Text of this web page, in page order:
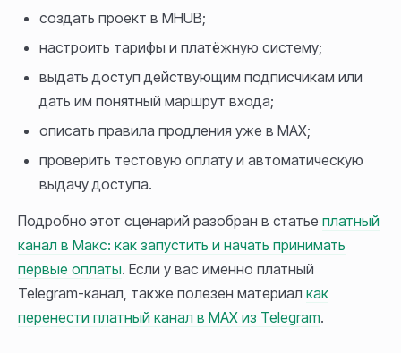
создать проект в MHUB;
настроить тарифы и платёжную систему;
выдать доступ действующим подписчикам или
дать им понятный маршрут входа;
описать правила продления уже в MAX;
проверить тестовую оплату и автоматическую
выдачу доступа.
Подробно этот сценарий разобран в статье платный
канал в Макс: как запустить и начать принимать
первые оплаты. Если у вас именно платный
Telegram-канал, также полезен материал как
перенести платный канал в MAX из Telegram.